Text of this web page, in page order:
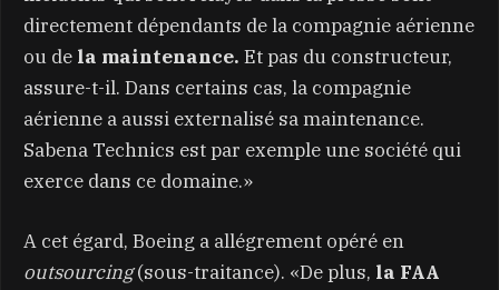
directement dépendants de la compagnie aérienne
ou de la maintenance. Et pas du constructeur,
assure-t-il. Dans certains cas, la compagnie
aérienne a aussi externalisé sa maintenance.
Sabena Technics est par exemple une société qui
exerce dans ce domaine.»
A cet égard, Boeing a allégrement opéré en
outsourcing(sous-traitance). «De plus, la FAA